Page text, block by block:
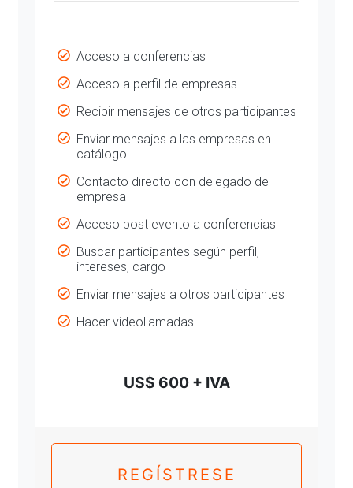
Acceso a conferencias
Acceso a perfil de empresas
Recibir mensajes de otros participantes
Enviar mensajes a las empresas en
catálogo
Contacto directo con delegado de
empresa
Acceso post evento a conferencias
Buscar participantes según perfil,
intereses, cargo
Enviar mensajes a otros participantes
Hacer videollamadas
US$ 600 + IVA
REGÍSTRESE